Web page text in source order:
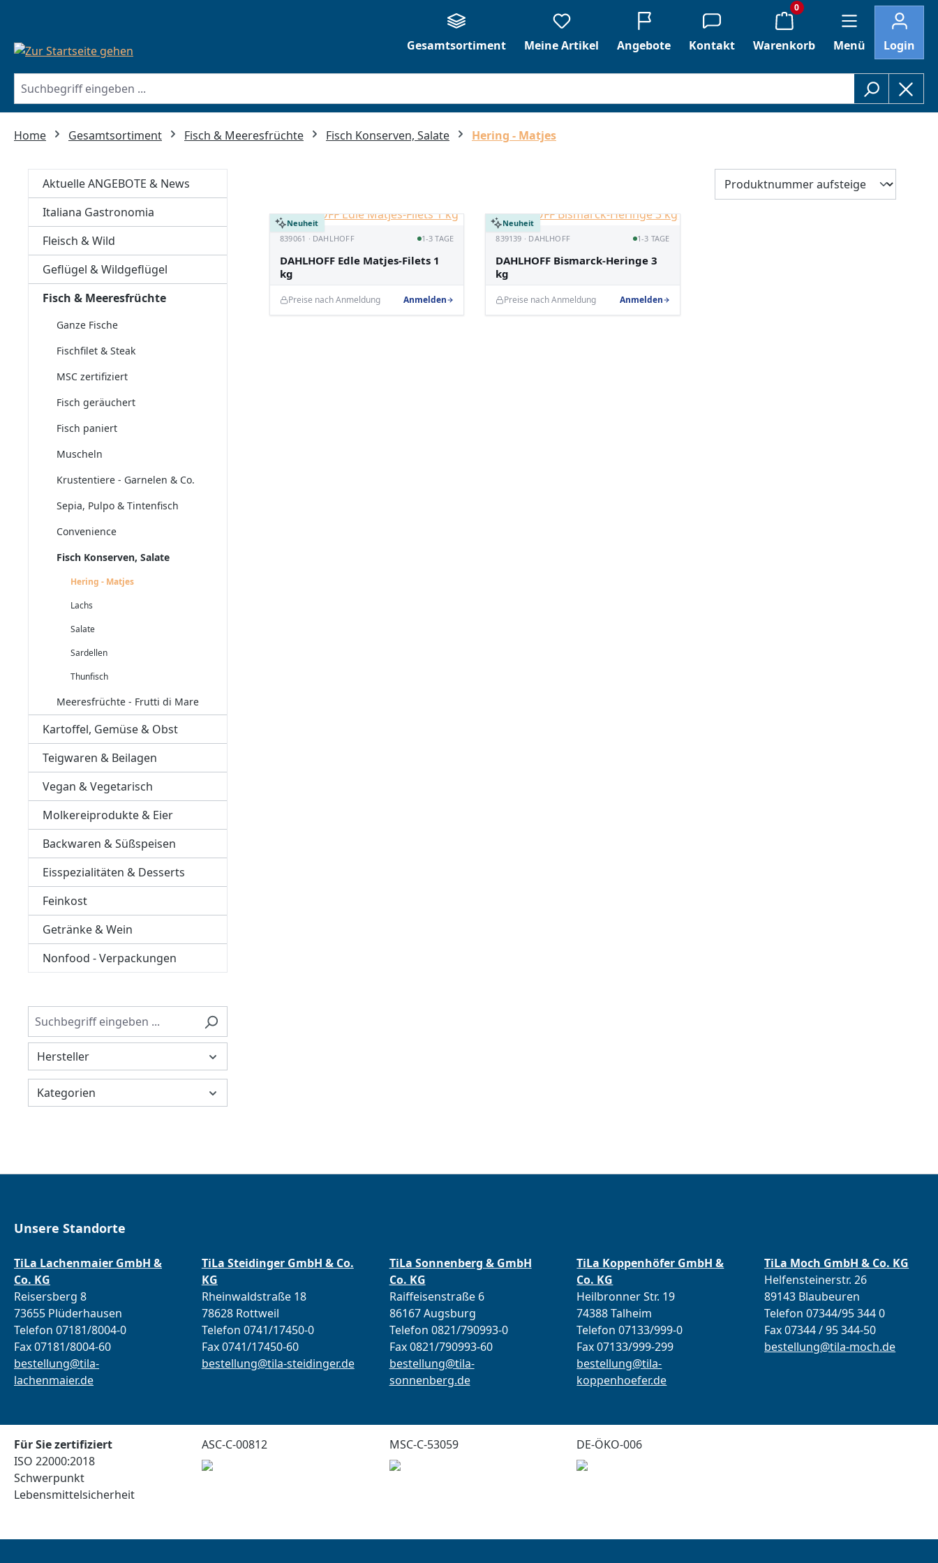
Gesamtsortiment
Meine Artikel Angebote Kontakt
0
Warenkorb Menü Login
Home Gesamtsortiment Fisch & Meeresfrüchte Fisch Konserven, Salate Hering - Matjes
Aktuelle ANGEBOTE & News
Italiana Gastronomia
Fleisch & Wild
Geflügel & Wildgeflügel
Fisch & Meeresfrüchte
Ganze Fische
Fischfilet & Steak
MSC zertifiziert
Fisch geräuchert
Fisch paniert
Muscheln
Krustentiere - Garnelen & Co.
Sepia, Pulpo & Tintenfisch
Convenience
Fisch Konserven, Salate
Hering - Matjes
Lachs
Salate
Sardellen
Thunfisch
Meeresfrüchte - Frutti di Mare
Kartoffel, Gemüse & Obst
Teigwaren & Beilagen
Vegan & Vegetarisch
Molkereiprodukte & Eier
Backwaren & Süßspeisen
Eisspezialitäten & Desserts
Feinkost
Getränke & Wein
Nonfood - Verpackungen
Hersteller
Kategorien
Neuheit
839061 · DAHLHOFF
1-3 TAGE
DAHLHOFF Edle Matjes-Filets 1
kg
Preise nach Anmeldung Anmelden
Neuheit
839139 · DAHLHOFF
1-3 TAGE
DAHLHOFF Bismarck-Heringe 3
kg
Preise nach Anmeldung Anmelden
Unsere Standorte
TiLa Lachenmaier GmbH &
Co. KG
Reisersberg 8
73655 Plüderhausen
Telefon 07181/8004-0
Fax 07181/8004-60
bestellung@tila-
lachenmaier.de
TiLa Steidinger GmbH & Co.
KG
Rheinwaldstraße 18
78628 Rottweil
Telefon 0741/17450-0
Fax 0741/17450-60
bestellung@tila-steidinger.de
TiLa Sonnenberg & GmbH
Co. KG
Raiffeisenstraße 6
86167 Augsburg
Telefon 0821/790993-0
Fax 0821/790993-60
bestellung@tila-
sonnenberg.de
TiLa Koppenhöfer GmbH &
Co. KG
Heilbronner Str. 19
74388 Talheim
Telefon 07133/999-0
Fax 07133/999-299
bestellung@tila-
koppenhoefer.de
TiLa Moch GmbH & Co. KG
Helfensteinerstr. 26
89143 Blaubeuren
Telefon 07344/95 344 0
Fax 07344 / 95 344-50
bestellung@tila-moch.de
Für Sie zertifiziert
ISO 22000:2018
Schwerpunkt
Lebensmittelsicherheit
ASC-C-00812 MSC-C-53059 DE-ÖKO-006